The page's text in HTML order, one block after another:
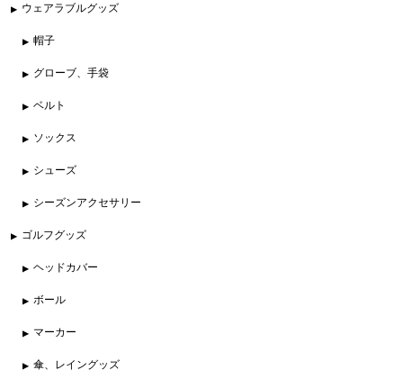
ウェアラブルグッズ
帽子
グローブ、手袋
ベルト
ソックス
シューズ
シーズンアクセサリー
ゴルフグッズ
ヘッドカバー
ボール
マーカー
傘、レイングッズ